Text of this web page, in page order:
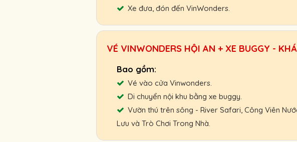
Xe đưa, đón đến VinWonders.
Chính sách ưu đãi cho đối tác, khách đoàn, HDV,
Chính sách hoàn, đổi vé linh hoạt.
Cam kết giá vé tốt nhất, hỗ trợ nhanh nhất.
Người Lớn :330.000 VNĐ
Trẻ Em & Cao Tuổi:
240.000 VNĐ
Gọi ngay: 0901.011.772 để nhận giá vé tốt nhất.
VÉ VINWONDERS HỘI AN + XE BUGGY -
Vé vào cửa Vinwonders.
Di chuyển nội khu bằng xe buggy.
Vườn thú trên sông - River Safari, Công Viên
Lưu và Trò Chơi Trong Nhà.